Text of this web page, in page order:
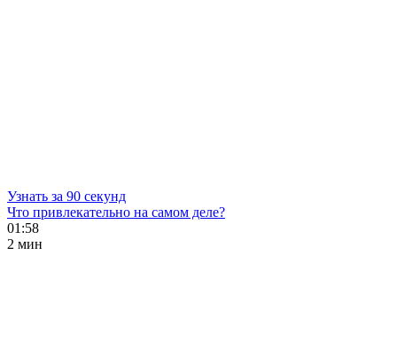
Узнать за 90 секунд
Что привлекательно на самом деле?
01:58
2 мин